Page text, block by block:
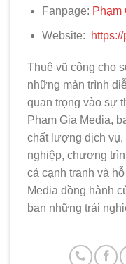
Fanpage: Phạm
Website:
Thuê vũ công cho
những màn trình
quan trọng vào sự
Phạm Gia Media,
chất lượng dịch vụ,
nghiệp, chương
cả cạnh tranh và
Media đồng hành
bạn những trải